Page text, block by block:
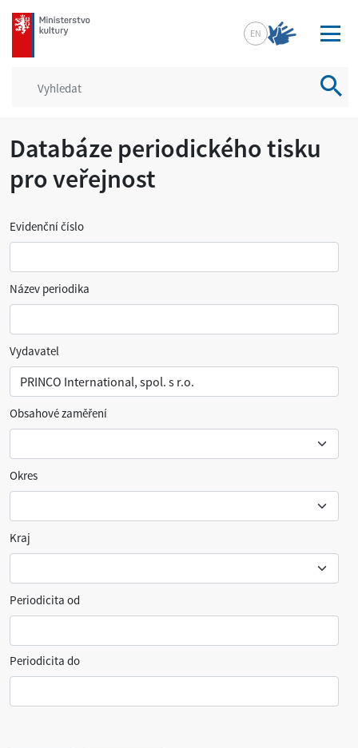
mkcr.cz
EN
Databáze periodického tisku
pro veřejnost
Evidenční číslo
Název periodika
Vydavatel
Obsahové zaměření
Okres
Kraj
Periodicita od
Periodicita do